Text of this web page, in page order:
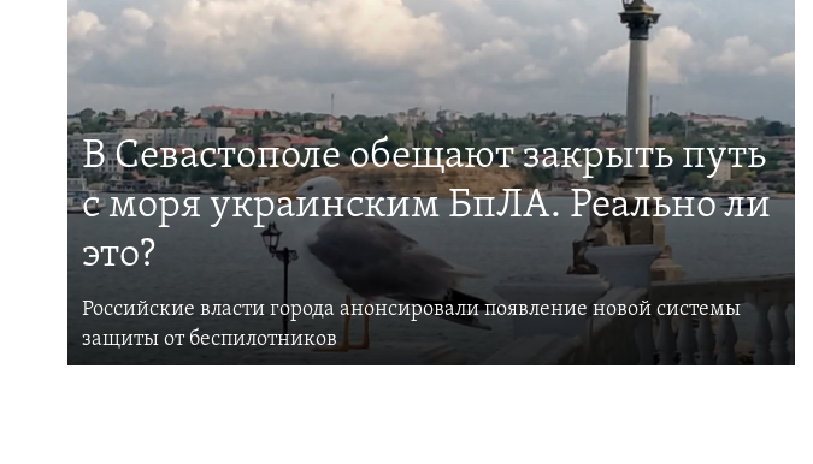
В Севастополе обещают закрыть путь
с моря украинским БпЛА. Реально ли
это?
Российские власти города анонсировали появление новой системы
защиты от беспилотников